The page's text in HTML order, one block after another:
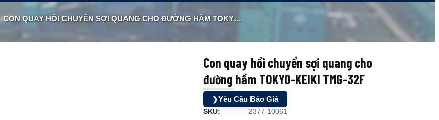
Oriental Motor
KGN
Đèn phòng nổ
CON QUAY HỒI CHUYỂN SỢI QUANG CHO ĐƯỜNG HẦM TOKYO-KEIKI TMG-32F
Con quay hồi chuyển sợi quang cho
đường hầm TOKYO-KEIKI TMG-32F
❯Yêu Cầu Báo Giá
SKU: 2377-10061